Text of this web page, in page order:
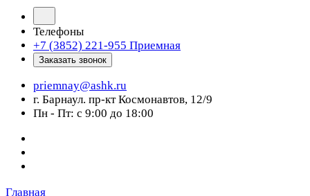
Телефоны
+7 (3852) 221-955 Приемная
Заказать звонок
priemnay@ashk.ru
г. Барнаул. пр-кт Космонавтов, 12/9
Пн - Пт: с 9:00 до 18:00
Главная